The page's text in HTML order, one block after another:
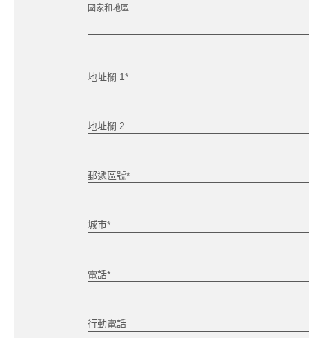
國家和地區
地址欄 1*
地址欄 2
郵遞區號*
城市*
電話*
行動電話